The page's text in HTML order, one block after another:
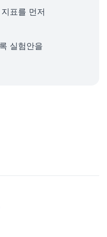
표를 먼저
실험안을